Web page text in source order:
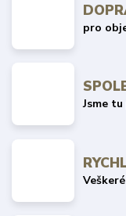
pro
Jsme